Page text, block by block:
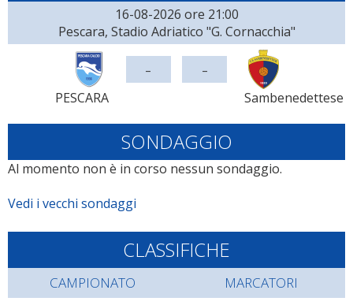
16-08-2026 ore 21:00
Pescara, Stadio Adriatico "G. Cornacchia"
PESCARA
- -
Sambenedettese
SONDAGGIO
Al momento non è in corso nessun sondaggio.
Vedi i vecchi sondaggi
CLASSIFICHE
CAMPIONATO MARCATORI